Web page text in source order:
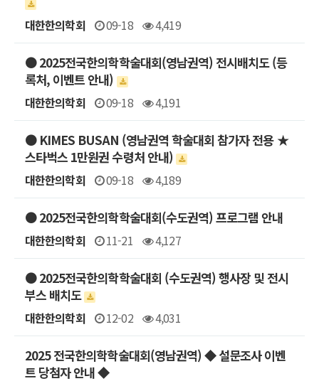
대한한의학회 09-18 4,419
● 2025전국한의학학술대회(영남권역) 전시배치도 (등
록처, 이벤트 안내)
대한한의학회 09-18 4,191
● KIMES BUSAN (영남권역 학술대회 참가자 전용 ★
스타벅스 1만원권 수령처 안내)
대한한의학회 09-18 4,189
● 2025전국한의학학술대회(수도권역) 프로그램 안내
대한한의학회 11-21 4,127
● 2025전국한의학학술대회 (수도권역) 행사장 및 전시
부스 배치도
대한한의학회 12-02 4,031
2025 전국한의학학술대회(영남권역) ◆ 설문조사 이벤
트 당첨자 안내 ◆